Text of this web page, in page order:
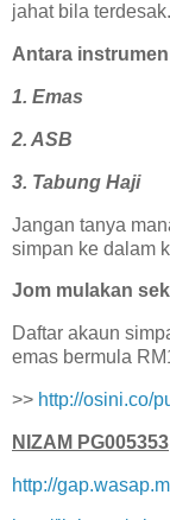
jahat bila terdesak.
Antara
1. Emas
2. ASB
3. Tabung Haji
Jangan tanya
simpan ke dalam
Jom mulakan
Daftar akaun
emas bermula
>> http://osini.co/
NIZAM PG005353
http://